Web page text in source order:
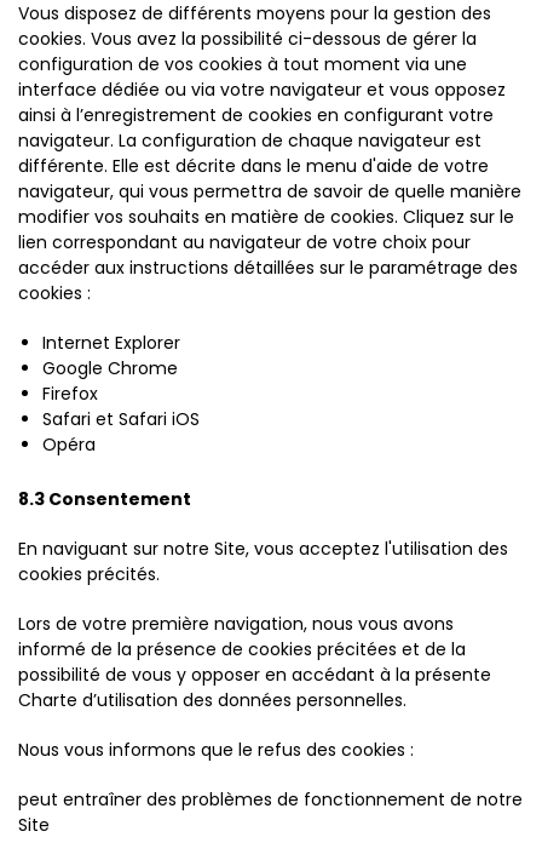
Vous disposez de différents moyens pour la gestion des
cookies. Vous avez la possibilité ci-dessous de gérer la
configuration de vos cookies à tout moment via une
interface dédiée ou via votre navigateur et vous opposez
ainsi à l’enregistrement de cookies en configurant votre
navigateur. La configuration de chaque navigateur est
différente. Elle est décrite dans le menu d'aide de votre
navigateur, qui vous permettra de savoir de quelle manière
modifier vos souhaits en matière de cookies. Cliquez sur le
lien correspondant au navigateur de votre choix pour
accéder aux instructions détaillées sur le paramétrage des
cookies :
Internet Explorer
Google Chrome
Firefox
Safari et Safari iOS
Opéra
8.3 Consentement
En naviguant sur notre Site, vous acceptez l'utilisation des
cookies précités.
Lors de votre première navigation, nous vous avons
informé de la présence de cookies précitées et de la
possibilité de vous y opposer en accédant à la présente
Charte d’utilisation des données personnelles.
Nous vous informons que le refus des cookies :
peut entraîner des problèmes de fonctionnement de notre
Site